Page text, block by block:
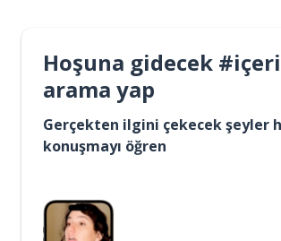
Hoşuna gidecek
arama yap
Gerçekten ilgini çekecek şeyler
konuşmayı öğren